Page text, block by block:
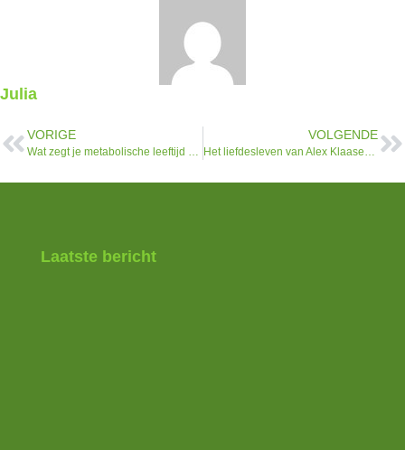
Julia
VORIGE
Wat zegt je metabolische leeftijd over je gezondheid?
VOLGENDE
Het liefdesleven van Alex Klaasen: focus, keuzes en toekomst
Laatste bericht